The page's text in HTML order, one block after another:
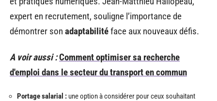
expert en recrutement, souligne l’importance de
démontrer son adaptabilitéface aux nouveaux défis.
A voir aussi :Comment optimiser sa recherche
d'emploi dans le secteur du transport en commun
Portage salarial : une option à considérer pour ceux souhaitant